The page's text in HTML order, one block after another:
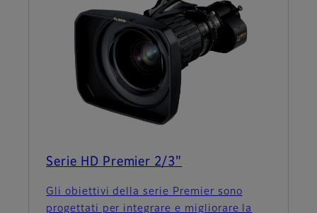
Serie HD Premier 2/3"
Gli obiettivi della serie Premier sono
progettati per integrare e migliorare la